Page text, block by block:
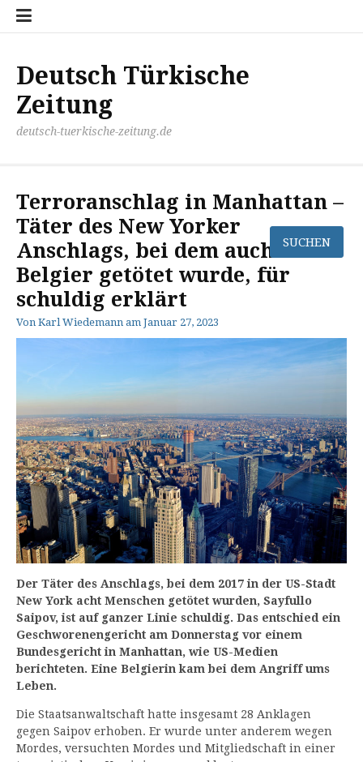
Zum
Inhalt
Deutsch Türkische
Zeitung
deutsch-tuerkische-zeitung.de
Terroranschlag in Manhattan –
Täter des New Yorker
Anschlags, bei dem auch ein
Belgier getötet wurde, für
schuldig erklärt
Von Karl Wiedemann am Januar 27, 2023
Der Täter des Anschlags, bei dem 2017 in der US-Stadt
New York acht Menschen getötet wurden, Sayfullo
Saipov, ist auf ganzer Linie schuldig. Das entschied ein
Geschworenengericht am Donnerstag vor einem
Bundesgericht in Manhattan, wie US-Medien
berichteten. Eine Belgierin kam bei dem Angriff ums
Leben.
Die Staatsanwaltschaft hatte insgesamt 28 Anklagen
gegen Saipov erhoben. Er wurde unter anderem wegen
Mordes, versuchten Mordes und Mitgliedschaft in einer